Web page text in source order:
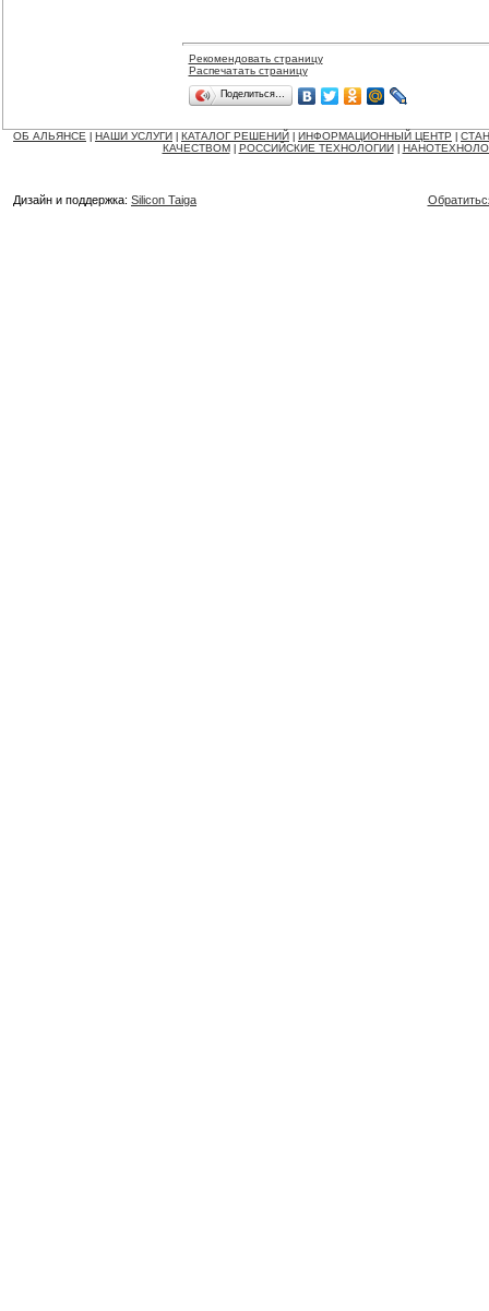
Рекомендовать страницу
Распечатать страницу
Поделиться…
ОБ АЛЬЯНСЕ НАШИ УСЛУГИ КАТАЛОГ РЕШЕНИЙ ИНФОРМАЦИОННЫЙ ЦЕНТР
КАЧЕСТВОМ
РОССИЙСКИЕ ТЕХНОЛОГИИ
Дизайн и поддержка: Silicon Taiga